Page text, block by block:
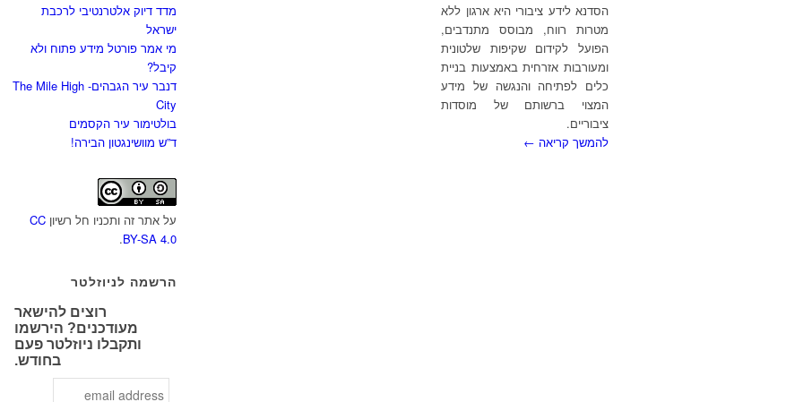
מדד דיוק אלטרנטיבי לרכבת
ישראל
מי אמר פורטל מידע פתוח ולא
קיבל?
דנבר עיר הגבהים- The Mile High
City
בולטימור עיר הקסמים
ד”ש מוושינגטון הבירה!
על אתר זה ותכניו חל רשיוןCC
BY-SA 4.0
.
הרשמה לניוזלטר
רוצים להישאר
מעודכנים? הירשמו
ותקבלו ניוזלטר פעם
בחודש.
הסדנא לידע ציבורי היא ארגון ללא
מטרות רווח, מבוסס מתנדבים,
הפועל לקידום שקיפות שלטונית
ומעורבות אזרחית באמצעות בניית
כלים לפתיחה והנגשה של מידע
המצוי ברשותם של מוסדות
ציבוריים.
להמשך קריאה ←